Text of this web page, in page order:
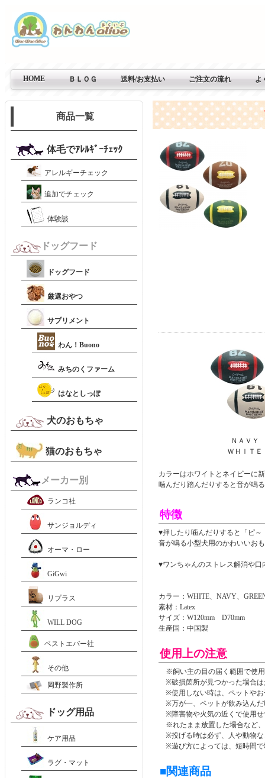
HOME ＢＬＯＧ 送料/お支払い ご注文の流れ よ
ＮＡＶＹ
ＷＨＩＴＥ
カラーはホワイトとネイビーに
噛んだり踏んだりすると音が鳴
特徴
♥押したり噛んだりすると「ピ～
音が鳴る小型犬用のかわいいお
♥ワンちゃんのストレス解消や口
カラー：WHITE、NAVY、
素材：Latex
サイズ：W120mm D70mm
生産国：中国製
使用上の注意
※飼い主の目の届く範囲で使用
※破損箇所が見つかった場合は
※使用しない時は、ペットやお
※万が一、ペットが飲み込んだ
※障害物や火気の近くで使用せ
※れたまま放置した場合など、
※投げる時は必ず、人や動物な
※遊び方によっては、短時間で
■関連商品
商品一覧
体毛でｱﾚﾙｷﾞｰﾁｪｯｸ
アレルギーチェック
追加でチェック
体験談
ドッグフード
ドッグフード
厳選おやつ
サプリメント
わん！Buono
みちのくファーム
はなとしっぽ
犬のおもちゃ
猫のおもちゃ
メーカー別
ランコ社
サンジョルディ
オーマ・ロー
GiGwi
リプラス
WILL DOG
ベストエバー社
その他
岡野製作所
ドッグ用品
ケア用品
ラグ・マット